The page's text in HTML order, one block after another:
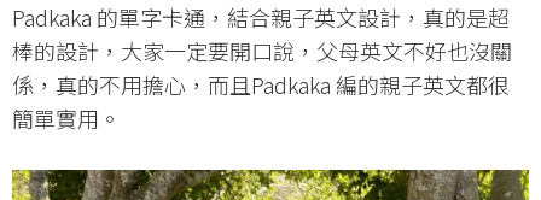
Padkaka 的單字卡通，結合親子英文設計，真的是超
棒的設計，大家一定要開口說，父母英文不好也沒關
係，真的不用擔心，而且Padkaka 編的親子英文都很
簡單實用。